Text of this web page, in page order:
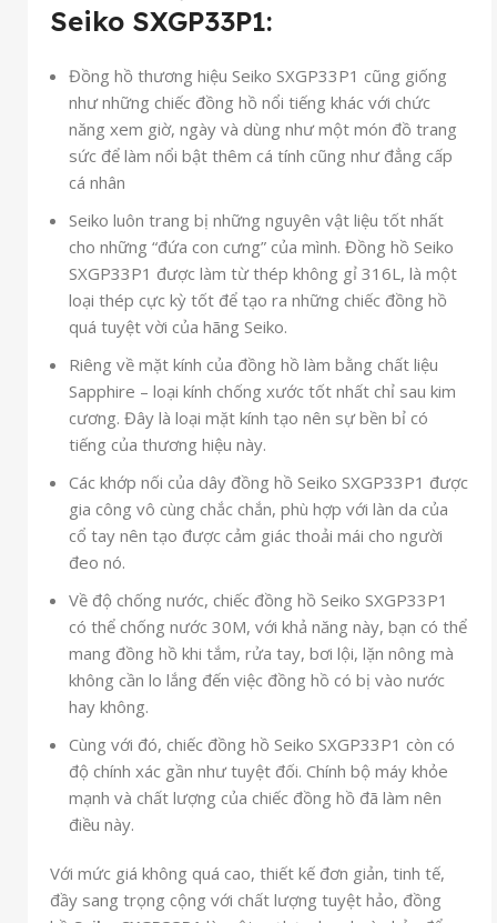
Seiko SXGP33P1:
Đồng hồ thương hiệu Seiko SXGP33P1 cũng giống
như những chiếc đồng hồ nổi tiếng khác với chức
năng xem giờ, ngày và dùng như một món đồ trang
sức để làm nổi bật thêm cá tính cũng như đẳng cấp
cá nhân
Seiko luôn trang bị những nguyên vật liệu tốt nhất
cho những “đứa con cưng” của mình. Đồng hồ Seiko
SXGP33P1 được làm từ thép không gỉ 316L, là một
loại thép cực kỳ tốt để tạo ra những chiếc đồng hồ
quá tuyệt vời của hãng Seiko.
Riêng về mặt kính của đồng hồ làm bằng chất liệu
Sapphire – loại kính chống xước tốt nhất chỉ sau kim
cương. Đây là loại mặt kính tạo nên sự bền bỉ có
tiếng của thương hiệu này.
Các khớp nối của dây đồng hồ Seiko SXGP33P1 được
gia công vô cùng chắc chắn, phù hợp với làn da của
cổ tay nên tạo được cảm giác thoải mái cho người
đeo nó.
Về độ chống nước, chiếc đồng hồ Seiko SXGP33P1
có thể chống nước 30M, với khả năng này, bạn có thể
mang đồng hồ khi tắm, rửa tay, bơi lội, lặn nông mà
không cần lo lắng đến việc đồng hồ có bị vào nước
hay không.
Cùng với đó, chiếc đồng hồ Seiko SXGP33P1 còn có
độ chính xác gần như tuyệt đối. Chính bộ máy khỏe
mạnh và chất lượng của chiếc đồng hồ đã làm nên
điều này.
Với mức giá không quá cao, thiết kế đơn giản, tinh tế,
đầy sang trọng cộng với chất lượng tuyệt hảo, đồng